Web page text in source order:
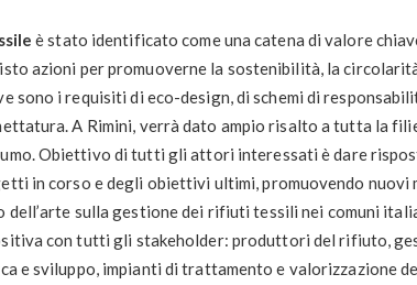
è stato identificato come una catena di valore
azioni per promuoverne la sostenibilità, la
sono i requisiti di eco-design, di schemi di
A Rimini, verrà dato ampio risalto a tutta la
Obiettivo di tutti gli attori interessati è dare
in corso e degli obiettivi ultimi, promuovendo nuovi
dell’arte sulla gestione dei rifiuti tessili nei comuni
con tutti gli stakeholder: produttori del rifiuto,
e sviluppo, impianti di trattamento e valorizzazione